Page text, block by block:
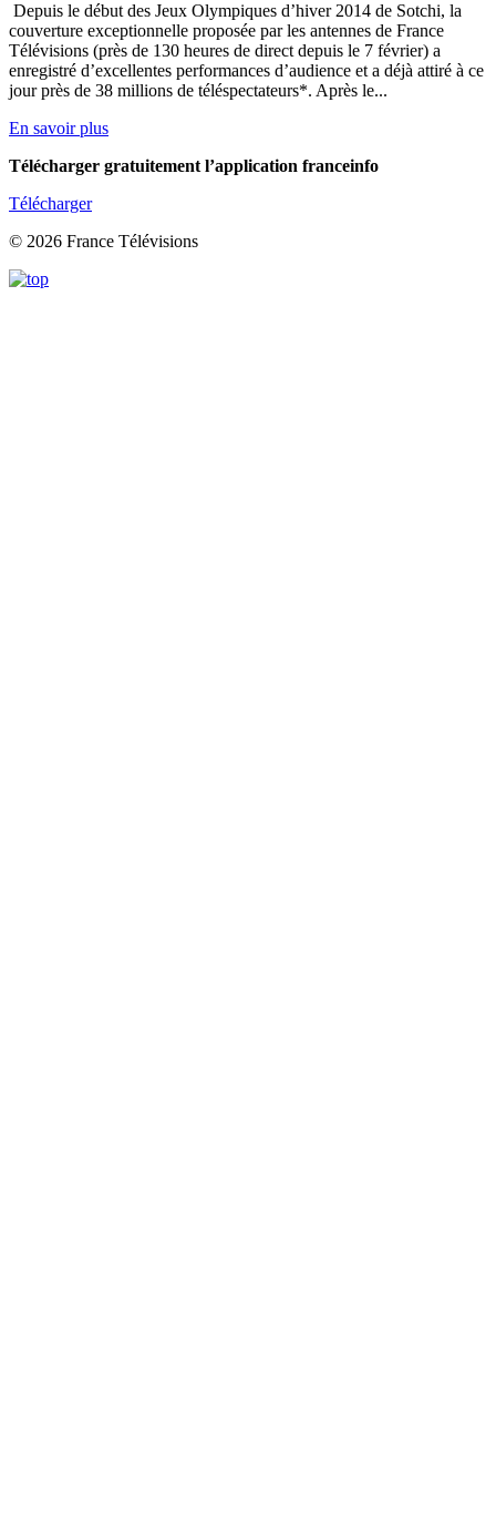
Depuis le début des Jeux Olympiques d’hiver 2014 de Sotchi, la
couverture exceptionnelle proposée par les antennes de France
Télévisions (près de 130 heures de direct depuis le 7 février) a
enregistré d’excellentes performances d’audience et a déjà attiré à ce
jour près de 38 millions de téléspectateurs*. Après le...
En savoir plus
Télécharger gratuitement l’application franceinfo
Télécharger
© 2026 France Télévisions